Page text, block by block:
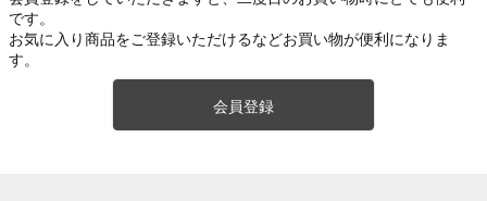
です。
お気に入り商品をご登録いただけるなどお買い物が便利になりま
す。
会員登録